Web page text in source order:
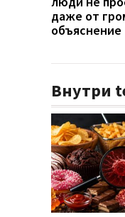
даже от
объяснение
Внутри